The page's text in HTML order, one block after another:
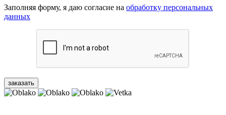
Заполняя форму, я даю согласие на обработку персональных
данных